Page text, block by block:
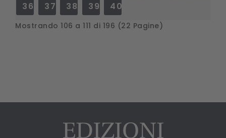
36
37 38 39 40
Mostrando 106 a 111 di 196 (22 Pagine)